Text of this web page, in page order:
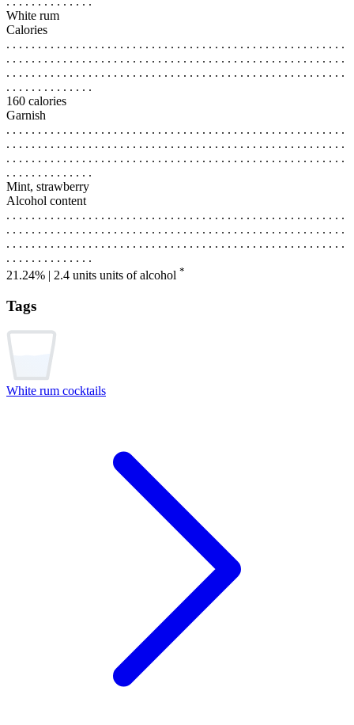
White rum
Calories
. . . . . . . . . . . . . . . . . . . . . . . . . . . . . . . . . . . . . . . . . . . . . . . . . . . . . .
. . . . . . . . . . . . . . . . . . . . . . . . . . . . . . . . . . . . . . . . . . . . . . . . . . . . . .
. . . . . . . . . . . . . . . . . . . . . . . . . . . . . . . . . . . . . . . . . . . . . . . . . . . . . .
. . . . . . . . . . . . . .
160 calories
Garnish
. . . . . . . . . . . . . . . . . . . . . . . . . . . . . . . . . . . . . . . . . . . . . . . . . . . . . .
. . . . . . . . . . . . . . . . . . . . . . . . . . . . . . . . . . . . . . . . . . . . . . . . . . . . . .
. . . . . . . . . . . . . . . . . . . . . . . . . . . . . . . . . . . . . . . . . . . . . . . . . . . . . .
. . . . . . . . . . . . . .
Mint, strawberry
Alcohol content
. . . . . . . . . . . . . . . . . . . . . . . . . . . . . . . . . . . . . . . . . . . . . . . . . . . . . .
. . . . . . . . . . . . . . . . . . . . . . . . . . . . . . . . . . . . . . . . . . . . . . . . . . . . . .
. . . . . . . . . . . . . . . . . . . . . . . . . . . . . . . . . . . . . . . . . . . . . . . . . . . . . .
. . . . . . . . . . . . . .
21.24% | 2.4 units units of alcohol *
Tags
White rum cocktails